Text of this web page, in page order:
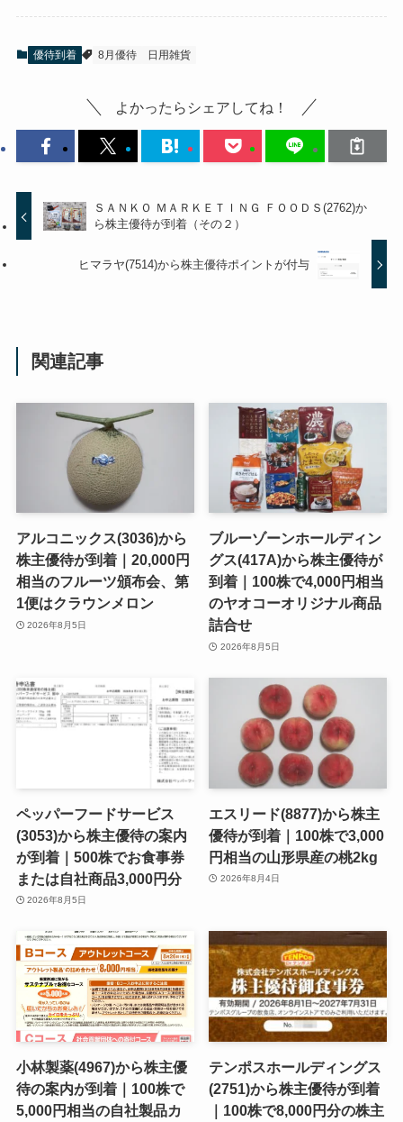
優待到着 8月優待 日用雑貨
よかったらシェアしてね！
ＳＡＮＫＯ ＭＡＲＫＥＴＩＮＧ ＦＯＯＤＳ(2762)か
ら株主優待が到着（その２）
ヒマラヤ(7514)から株主優待ポイントが付与
関連記事
アルコニックス(3036)から
株主優待が到着｜20,000円
相当のフルーツ頒布会、第
1便はクラウンメロン
2026年8月5日
ブルーゾーンホールディン
グス(417A)から株主優待が
到着｜100株で4,000円相当
のヤオコーオリジナル商品
詰合せ
2026年8月5日
ペッパーフードサービス
(3053)から株主優待の案内
が到着｜500株でお食事券
または自社商品3,000円分
2026年8月5日
エスリード(8877)から株主
優待が到着｜100株で3,000
円相当の山形県産の桃2kg
2026年8月4日
小林製薬(4967)から株主優
待の案内が到着｜100株で
5,000円相当の自社製品カ
テンポスホールディングス
(2751)から株主優待が到着
｜100株で8,000円分の株主